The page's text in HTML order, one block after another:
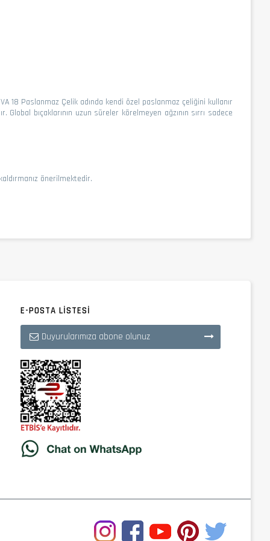
18 Paslanmaz Çelik adında kendi özel paslanmaz çeliğini kullanır
bıçaklarının uzun süreler körelmeyen ağzının sırrı sadece
önerilmektedir.
E-POSTA LISTESI